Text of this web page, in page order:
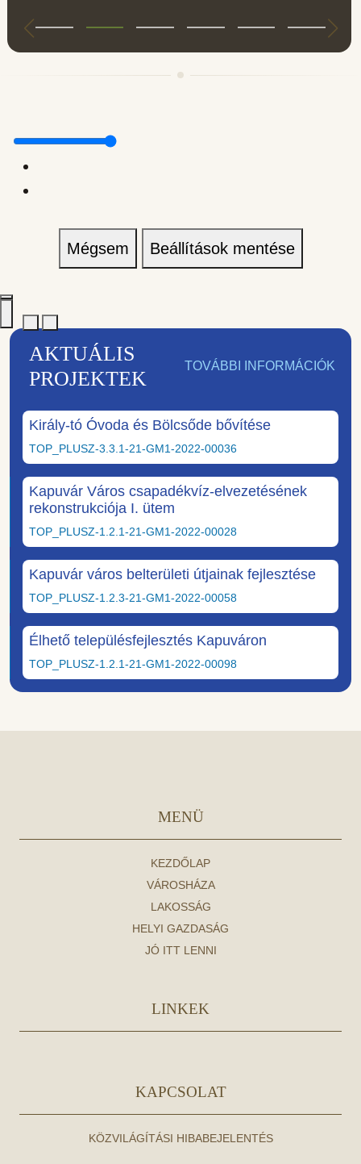
Mégsem Beállítások mentése
AKTUÁLIS
PROJEKTEK
TOVÁBBI INFORMÁCIÓK
Király-tó Óvoda és Bölcsőde bővítése
TOP_PLUSZ-3.3.1-21-GM1-2022-00036
Kapuvár Város csapadékvíz-elvezetésének
rekonstrukciója I. ütem
TOP_PLUSZ-1.2.1-21-GM1-2022-00028
Kapuvár város belterületi útjainak fejlesztése
TOP_PLUSZ-1.2.3-21-GM1-2022-00058
Élhető településfejlesztés Kapuváron
TOP_PLUSZ-1.2.1-21-GM1-2022-00098
MENÜ
KEZDŐLAP
VÁROSHÁZA
LAKOSSÁG
HELYI GAZDASÁG
JÓ ITT LENNI
LINKEK
KAPCSOLAT
KÖZVILÁGÍTÁSI HIBABEJELENTÉS